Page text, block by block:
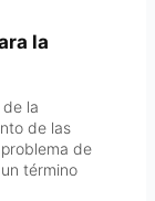
la
la
de las
de
término